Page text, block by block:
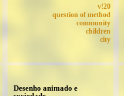
v!20
question of method
community
children
city
Desenho animado e